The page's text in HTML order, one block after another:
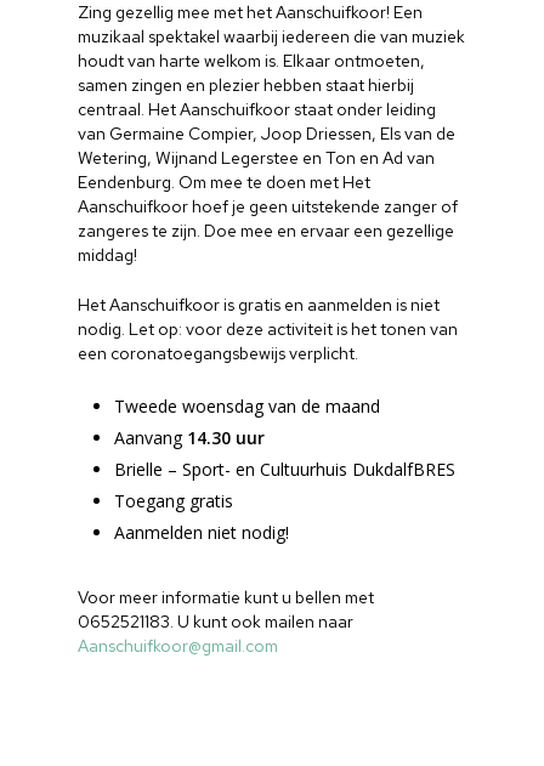
Zing gezellig mee met het Aanschuifkoor! Een
muzikaal spektakel waarbij iedereen die van muziek
houdt van harte welkom is. Elkaar ontmoeten,
samen zingen en plezier hebben staat hierbij
centraal. Het Aanschuifkoor staat onder leiding
van Germaine Compier, Joop Driessen, Els van de
Wetering, Wijnand Legerstee en Ton en Ad van
Eendenburg. Om mee te doen met Het
Aanschuifkoor hoef je geen uitstekende zanger of
zangeres te zijn. Doe mee en ervaar een gezellige
middag!
Het Aanschuifkoor is gratis en aanmelden is niet
nodig. Let op: voor deze activiteit is het tonen van
een coronatoegangsbewijs verplicht.
Tweede woensdag van de maand
Aanvang 14.30 uur
Brielle – Sport- en Cultuurhuis DukdalfBRES
Toegang gratis
Aanmelden niet nodig!
Voor meer informatie kunt u bellen met
0652521183. U kunt ook mailen naar
Aanschuifkoor@gmail.com